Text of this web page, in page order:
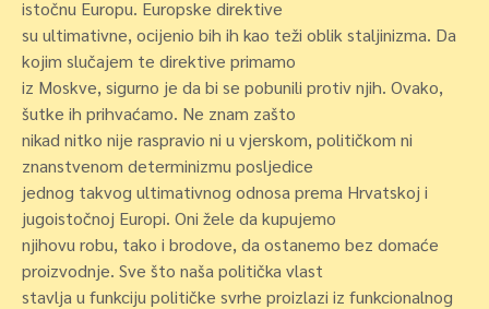
istočnu Europu. Europske direktive
su ultimativne, ocijenio bih ih kao teži oblik staljinizma. Da
kojim slučajem te direktive primamo
iz Moskve, sigurno je da bi se pobunili protiv njih. Ovako,
šutke ih prihvaćamo. Ne znam zašto
nikad nitko nije raspravio ni u vjerskom, političkom ni
znanstvenom determinizmu posljedice
jednog takvog ultimativnog odnosa prema Hrvatskoj i
jugoistočnoj Europi. Oni žele da kupujemo
njihovu robu, tako i brodove, da ostanemo bez domaće
proizvodnje. Sve što naša politička vlast
stavlja u funkciju političke svrhe proizlazi iz funkcionalnog